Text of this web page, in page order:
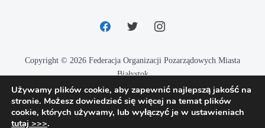
facebook twitter instagram
Copyright © 2026 Federacja Organizacji Pozarządowych Miasta
Białystok
Designed byTechio.pl
Używamy plików cookie, aby zapewnić najlepszą jakość na
stronie. Możesz dowiedzieć się więcej na temat plików
cookie, których używamy, lub wyłączyć je w ustawieniach
tutaj >>>.